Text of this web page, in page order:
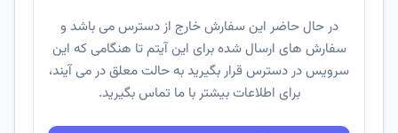
در حال حاضر این سفارش خارج از دسترس می باشد و
سفارش های ارسال شده برای این آیتم تا هنگامی که این
سرویس در دسترس قرار بگیرید به حالت معلق در می آیند،
برای اطلاعات بیشتر با ما تماس بگیرید.